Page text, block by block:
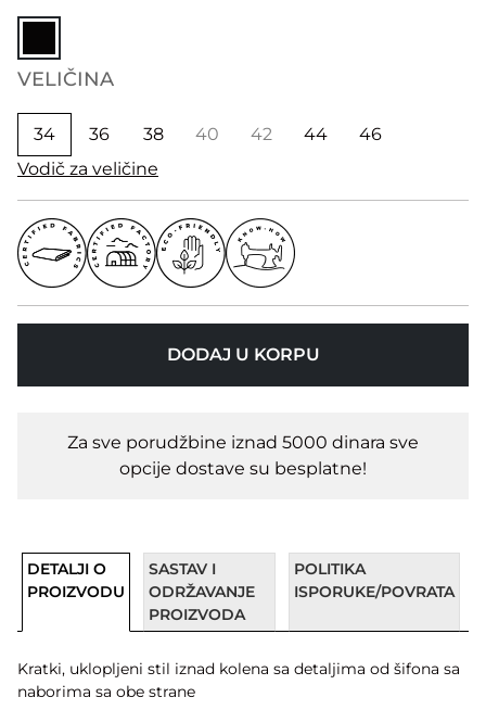
VELIČINA
34 36 38 40 42 44
46
Vodič za veličine
DODAJ U KORPU
Za sve porudžbine iznad 5000 dinara sve
opcije dostave su besplatne!
DETALJI O
PROIZVODU
SASTAV I
ODRŽAVANJE
PROIZVODA
POLITIKA
ISPORUKE/POVRATA
Kratki, uklopljeni stil iznad kolena sa detaljima od šifona sa
naborima sa obe strane